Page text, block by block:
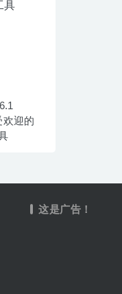
欢迎的
这是广告！